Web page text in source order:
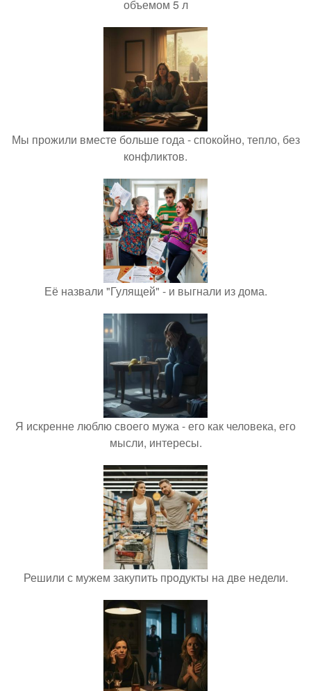
объемом 5 л
Мы прожили вместе больше года - спокойно, тепло, без
конфликтов.
Её назвали "Гулящей" - и выгнали из дома.
Я искренне люблю своего мужа - его как человека, его
мысли, интересы.
Решили с мужем закупить продукты на две недели.